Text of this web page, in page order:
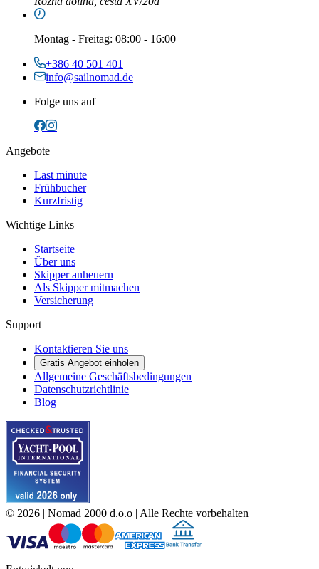
Montag - Freitag: 08:00 - 16:00
+386 40 501 401
info@sailnomad.de
Folge uns auf
Angebote
Last minute
Frühbucher
Kurzfristig
Wichtige Links
Startseite
Über uns
Skipper anheuern
Als Skipper mitmachen
Versicherung
Support
Kontaktieren Sie uns
Gratis Angebot einholen
Allgemeine Geschäftsbedingungen
Datenschutzrichtlinie
Blog
© 2026 | Nomad 2000 d.o.o | Alle Rechte vorbehalten